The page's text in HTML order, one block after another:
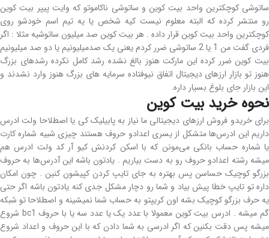
ساتوشی کوچکترین واحد بیت کوین و ساتوشی ناکاموتو که وایت پیپر بیت کوین
رو منتشر کرده که البته معلوم نیست کیه شخص یا یه تیم اسم خودشو روی
کوچکترین واحد بیت کوین قرار داده . هر بیت کوین صد میلیون ساتوشیه مثلا : اگر
فردی گفت من 1 یا 2 ساتوشی ضرر کردم یعنی یک صدمیلیونیم یا دو صد میلیونیم
بیت کوین ضرر کرده این مارکت هنوز بالغ نشده رشد کامل نکرده رشد‌های بزرگ
هنوز تو بازار ارزهای دیجیتال اتفاق نیوفتاده سرمایه های بزرگ هنوز وارد نشدند و
این بازار جای بلوغ بسیار داره.
نحوه خرید بیت کوین
برای خریدو فروش ارزهای دیجیتالی ما نیاز به پابیلیک کی یا اصطلاحا ولت ادرس
داریم این ادرس‌ها متشکل از یسری اعدادو حروف هستند چیزی شبیه شماره کارت
یا شماره حساب بانکی می‌مونن که با اسکن کردنش کیو آر کد ولت ادرس هم
میشه رشته اعدادو حروف رو به دست بیاریم . یادتون باشه این آدرس‌ها به حروف
بزرگو کوچیک حساسن پس بهتره به جای تایپ کردن کپیشون کنین . چون امکان
داره تو تایپ خطا پیش بیاد و شما رو دچار مشکل جدی کنه یادتون باشه اگر حتی
یه حرف بزرگو کوچیک بشه اون کریپتو به حساب شما نمیشینه و اصطلاحا تو شبکه
گم میشه . ادرس بیت کوین معمولا با عدد یک یا عدد سه یا با حروف bc1 شروع
میشه پس دقت بکنین که اگر ادرسی به شما دادن که با این حروف و اعداد شروع